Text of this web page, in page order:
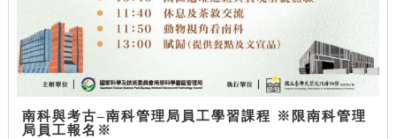
南科與考古–南科管理局員工學習課程 ※限南科管理
局員工報名※